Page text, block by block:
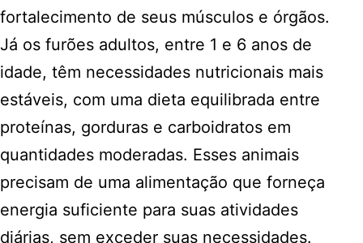
fortalecimento de seus músculos e órgãos.
Já os furões adultos, entre 1 e 6 anos de
idade, têm necessidades nutricionais mais
estáveis, com uma dieta equilibrada entre
proteínas, gorduras e carboidratos em
quantidades moderadas. Esses animais
precisam de uma alimentação que forneça
energia suficiente para suas atividades
diárias, sem exceder suas necessidades.